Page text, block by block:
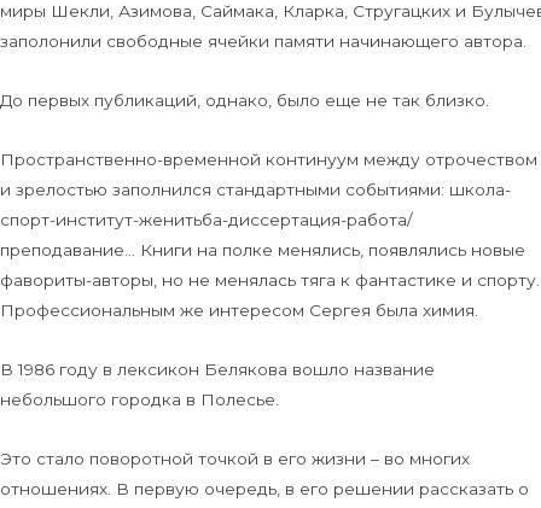
миры Шекли, Азимова, Саймака, Кларка, Стругацких и
заполонили свободные ячейки памяти начинающего автора.
До первых публикаций, однако, было еще не так близко.
Пространственно-временной континуум между отрочеством
и зрелостью заполнился стандартными событиями: школа-
спорт-институт-женитьба-диссертация-работа/
преподавание… Книги на полке менялись, появлялись новые
фавориты-авторы, но не менялась тяга к фантастике и спорту.
Профессиональным же интересом Сергея была химия.
В 1986 году в лексикон Белякова вошло название
небольшого городка в Полесье.
Это стало поворотной точкой в его жизни – во многих
отношениях. В первую очередь, в его решении рассказать о